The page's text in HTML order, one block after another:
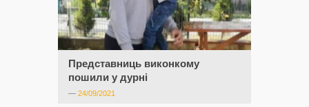
Представниць виконкому
пошили у дурні
— 24/09/2021